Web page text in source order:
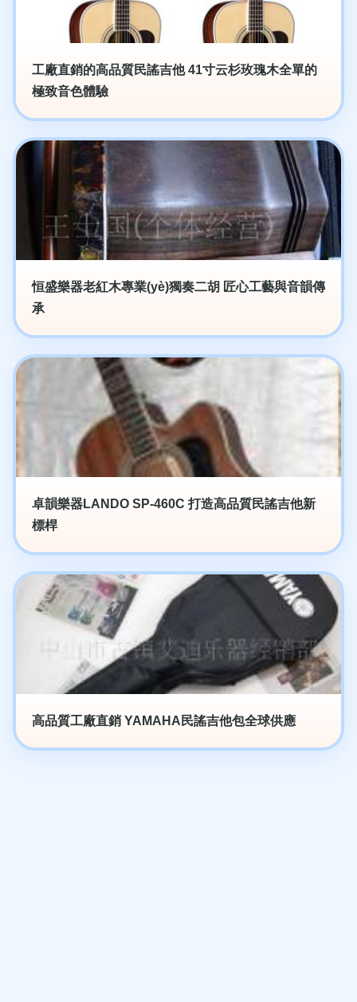
工廠直銷的高品質民謠吉他 41寸云杉玫瑰木全單的
極致音色體驗
恒盛樂器老紅木專業(yè)獨奏二胡 匠心工藝與音韻傳
承
卓韻樂器LANDO SP-460C 打造高品質民謠吉他新
標桿
高品質工廠直銷 YAMAHA民謠吉他包全球供應